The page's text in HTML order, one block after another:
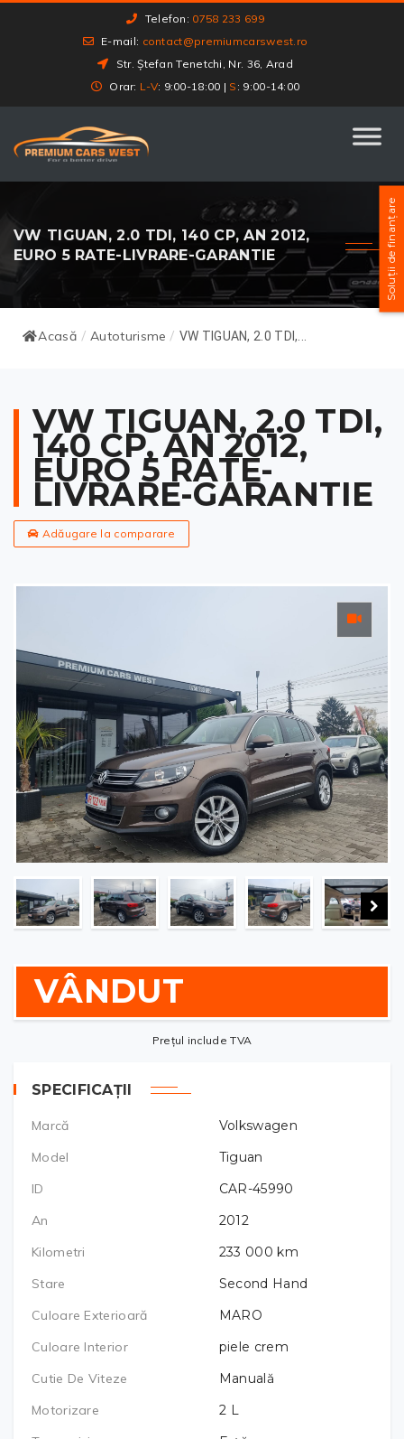
Telefon: 0758 233 699
E-mail: contact@premiumcarswest.ro
Str. Ștefan Tenetchi, Nr. 36, Arad
Orar: L-V: 9:00-18:00 | S : 9:00-14:00
VW TIGUAN, 2.0 TDI, 140 CP, AN 2012,
EURO 5 RATE-LIVRARE-GARANTIE
Acasă / Autoturisme / VW TIGUAN, 2.0 TDI,...
VW TIGUAN, 2.0 TDI,
140 CP, AN 2012,
EURO 5 RATE-
LIVRARE-GARANTIE
Adăugare la comparare
VÂNDUT
Prețul include TVA
SPECIFICAȚII
Marcă
Volkswagen
Model
Tiguan
ID
CAR-45990
An
2012
Kilometri
233 000 km
Stare
Second Hand
Culoare Exterioară
MARO
Culoare Interior
piele crem
Cutie De Viteze
Manuală
Motorizare
2 L
Soluții de finanțare